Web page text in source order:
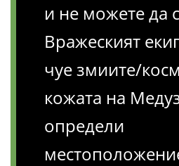
и не можете да
Вражеският
чуе змиите/
кожата на
определи